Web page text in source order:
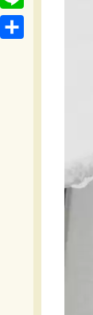
b
t
e
o
c
L